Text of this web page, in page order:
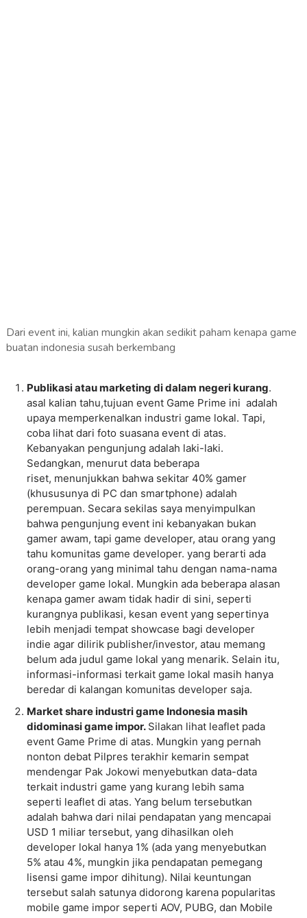
Dari event ini, kalian mungkin akan sedikit paham kenapa game
buatan indonesia susah berkembang
Publikasi atau marketing di dalam negeri kurang.
asal kalian tahu,tujuan event Game Prime ini adalah
upaya memperkenalkan industri game lokal. Tapi,
coba lihat dari foto suasana event di atas.
Kebanyakan pengunjung adalah laki-laki.
Sedangkan, menurut data beberapa
riset, menunjukkan bahwa sekitar 40% gamer
(khususunya di PC dan smartphone) adalah
perempuan. Secara sekilas saya menyimpulkan
bahwa pengunjung event ini kebanyakan bukan
gamer awam, tapi game developer, atau orang yang
tahu komunitas game developer. yang berarti ada
orang-orang yang minimal tahu dengan nama-nama
developer game lokal. Mungkin ada beberapa alasan
kenapa gamer awam tidak hadir di sini, seperti
kurangnya publikasi, kesan event yang sepertinya
lebih menjadi tempat showcase bagi developer
indie agar dilirik publisher/investor, atau memang
belum ada judul game lokal yang menarik. Selain itu,
informasi-informasi terkait game lokal masih hanya
beredar di kalangan komunitas developer saja.
Market share industri game Indonesia masih
didominasi game impor. Silakan lihat leaflet pada
event Game Prime di atas. Mungkin yang pernah
nonton debat Pilpres terakhir kemarin sempat
mendengar Pak Jokowi menyebutkan data-data
terkait industri game yang kurang lebih sama
seperti leaflet di atas. Yang belum tersebutkan
adalah bahwa dari nilai pendapatan yang mencapai
USD 1 miliar tersebut, yang dihasilkan oleh
developer lokal hanya 1% (ada yang menyebutkan
5% atau 4%, mungkin jika pendapatan pemegang
lisensi game impor dihitung). Nilai keuntungan
tersebut salah satunya didorong karena popularitas
mobile game impor seperti AOV, PUBG, dan Mobile